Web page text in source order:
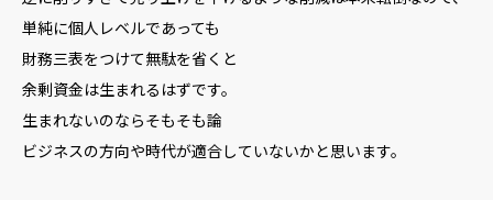
単純に個人レベルであっても
財務三表をつけて無駄を省くと
余剰資金は生まれるはずです。
生まれないのならそもそも論
ビジネスの方向や時代が適合していないかと思います。